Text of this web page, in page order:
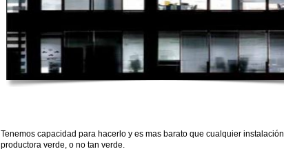
Tenemos capacidad para hacerlo y es mas barato que cualquier instalación
productora verde, o no tan verde.